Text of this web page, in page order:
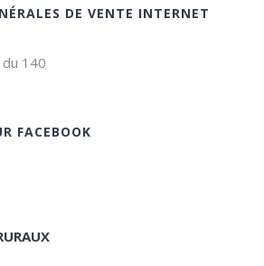
DE VENTE INTERNET
du 140
FACEBOOK